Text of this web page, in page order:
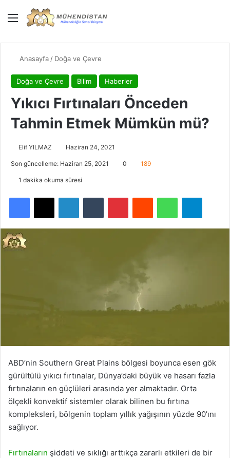
Menü
Anasayfa / Doğa ve Çevre
Doğa ve Çevre Bilim Haberler
Yıkıcı Fırtınaları Önceden
Tahmin Etmek Mümkün mü?
Elif YILMAZ Haziran 24, 2021
Son güncelleme: Haziran 25, 2021 0 189
1 dakika okuma süresi
Facebook
X LinkedInTumblr PinterestReddit WhatsApp
ABD’nin Southern Great Plains bölgesi boyunca esen gök
gürültülü yıkıcı fırtınalar, Dünya’daki büyük ve hasarı fazla
fırtınaların en güçlüleri arasında yer almaktadır. Orta
ölçekli konvektif sistemler olarak bilinen bu fırtına
kompleksleri, bölgenin toplam yıllık yağışının yüzde 90’ını
sağlıyor.
Fırtınaların şiddeti ve sıklığı arttıkça zararlı etkileri de bir